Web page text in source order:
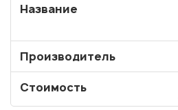
Название
Производитель
Стоимость